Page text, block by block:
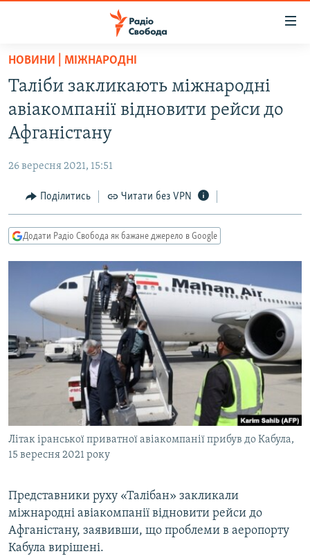
Перейти
основного
матеріалу
Перейти
до
основної
навігації
Перейти
до
пошуку
РАДІО СВОБОДА – 70 РОКІВ
СТАТТІ
ЕКОНОМІКА
СУСПІЛЬСТВО
СВІТ
РОСІЙСЬКА «ФІЛЬТРАЦІЯ»
ДОНБАС.РЕАЛІЇ
ТИ ЯК?
КИТАЙ.ВИКЛИКИ
МУЛЬТИМЕДІА
ФОТО
СПЕЦПРОЄКТИ
ПОДКАСТИ
КРИМ РЕАЛІЇ
РУС
КТАТ
ДОЛУЧАЙСЯ!
НОВИНИ | МІЖНАРОДНІ
Таліби закликають міжнародні
авіакомпанії відновити рейси до
Афганістану
26 вересня 2021, 15:51
Поділитись Читати без VPN
Додати Радіо Свобода як бажане джерело в Google
Літак іранської приватної авіакомпанії прибув до Кабула,
15 вересня 2021 року
Представники руху «Талібан» закликали
міжнародні авіакомпанії відновити рейси до
Афганістану, заявивши, що проблеми в аеропорту
Кабула вирішені.